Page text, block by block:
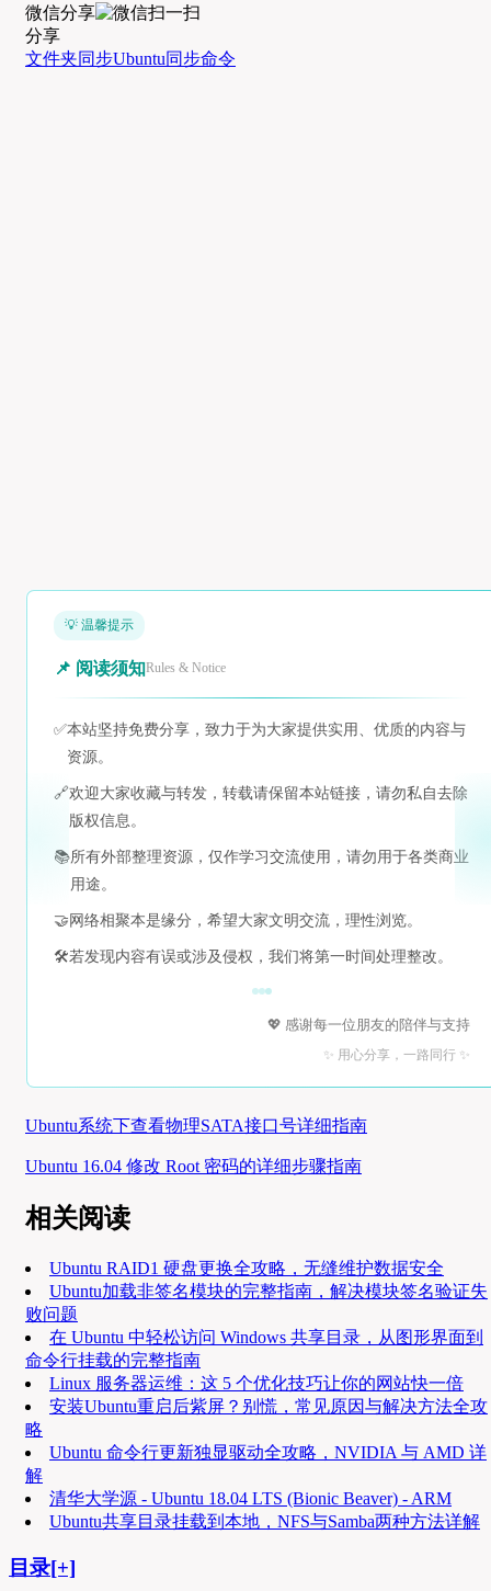
微信分享
分享
文件夹同步Ubuntu同步命令
💡 温馨提示
📌 阅读须知Rules & Notice
✅本站坚持免费分享，致力于为大家提供实用、优质的内容与
资源。
🔗欢迎大家收藏与转发，转载请保留本站链接，请勿私自去除
版权信息。
📚所有外部整理资源，仅作学习交流使用，请勿用于各类商业
用途。
🤝 网络相聚本是缘分，希望大家文明交流，理性浏览。
🛠️若发现内容有误或涉及侵权，我们将第一时间处理整改。
💖 感谢每一位朋友的陪伴与支持
✨ 用心分享，一路同行 ✨
Ubuntu系统下查看物理SATA接口号详细指南
Ubuntu 16.04 修改 Root 密码的详细步骤指南
相关阅读
Ubuntu RAID1 硬盘更换全攻略，无缝维护数据安全
Ubuntu加载非签名模块的完整指南，解决模块签名验证失
败问题
在 Ubuntu 中轻松访问 Windows 共享目录，从图形界面到
命令行挂载的完整指南
Linux 服务器运维：这 5 个优化技巧让你的网站快一倍
安装Ubuntu重启后紫屏？别慌，常见原因与解决方法全攻
略
Ubuntu 命令行更新独显驱动全攻略，NVIDIA 与 AMD 详
解
清华大学源 - Ubuntu 18.04 LTS (Bionic Beaver) - ARM
Ubuntu共享目录挂载到本地，NFS与Samba两种方法详解
目录[+]